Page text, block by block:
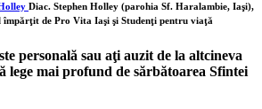
Diac. Stephen Holley (parohia Sf. Haralambie, Iaşi),
împărţit de Pro Vita Iaşi şi Studenţi pentru viaţă
personală sau aţi auzit de la altcineva
lege mai profund de sărbătoarea Sfintei